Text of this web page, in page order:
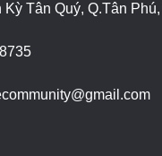
Tân Quý, Q.Tân